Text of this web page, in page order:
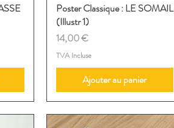
Aperçu rapide
Poster Classique : LE SOMAIL
(Illustr 1)
Prix
14,00 €
TVA Incluse
Ajouter au panier